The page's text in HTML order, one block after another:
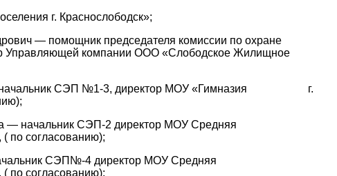
г. Краснослободск»;
— помощник председателя комиссии по охране
Управляющей компании ООО «Слободское Жилищное
— начальник СЭП №1-3, директор МОУ «Гимназия г.
начальник СЭП-2 директор МОУ Средняя
по согласованию);
СЭП№-4 директор МОУ Средняя
по согласованию);